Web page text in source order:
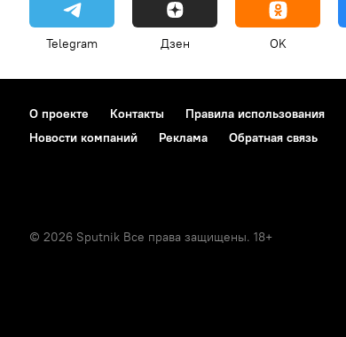
Telegram Дзен OK
О проекте Контакты Правила использования
Новости компаний
Реклама Обратная связь
© 2026 Sputnik Все права защищены. 18+